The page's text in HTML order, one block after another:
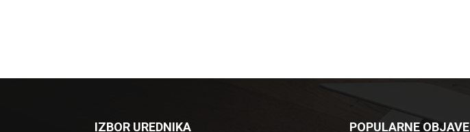
IZBOR UREDNIKA POPULARNE OBJAVE